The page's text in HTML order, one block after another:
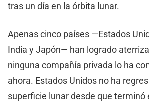
tras un día en la órbita lunar.
Apenas cinco países —Estados
India y Japón— han logrado
ninguna compañía privada lo ha
ahora. Estados Unidos no ha
superficie lunar desde que terminó